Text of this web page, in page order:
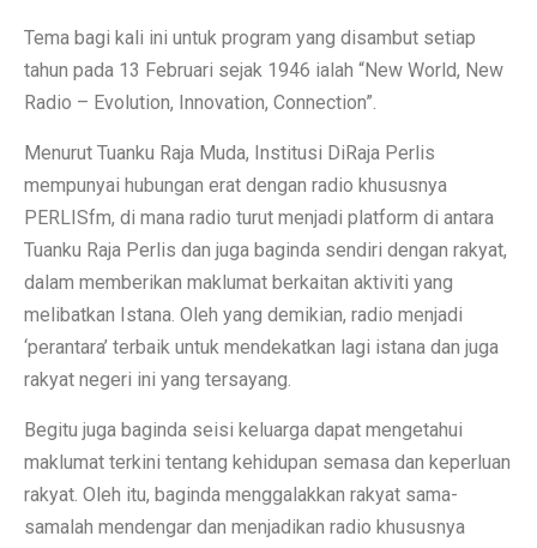
Tema bagi kali ini untuk program yang disambut setiap
tahun pada 13 Februari sejak 1946 ialah “New World, New
Radio – Evolution, Innovation, Connection”.
Menurut Tuanku Raja Muda, Institusi DiRaja Perlis
mempunyai hubungan erat dengan radio khususnya
PERLISfm, di mana radio turut menjadi platform di antara
Tuanku Raja Perlis dan juga baginda sendiri dengan rakyat,
dalam memberikan maklumat berkaitan aktiviti yang
melibatkan Istana. Oleh yang demikian, radio menjadi
‘perantara’ terbaik untuk mendekatkan lagi istana dan juga
rakyat negeri ini yang tersayang.
Begitu juga baginda seisi keluarga dapat mengetahui
maklumat terkini tentang kehidupan semasa dan keperluan
rakyat. Oleh itu, baginda menggalakkan rakyat sama-
samalah mendengar dan menjadikan radio khususnya